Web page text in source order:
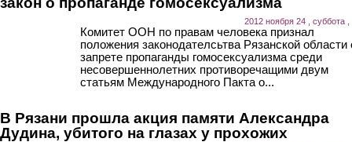
2012 ноября 24 , суббота ,
Комитет ООН по правам человека признал
положения законодателсьтва Рязанской области
запрете пропаганды гомосексуализма среди
несовершеннолетних противоречащими двум
статьям Международного Пакта о...
В Рязани прошла акция памяти Александра
Дудина, убитого на глазах у прохожих